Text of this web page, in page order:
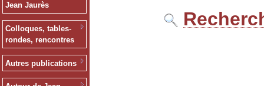
Jean Jaurès
Colloques, tables-
rondes, rencontres
Autres publications